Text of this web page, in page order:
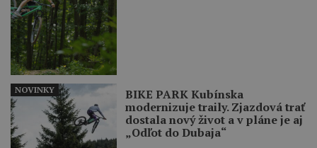
BIKE PARK Kubínska
modernizuje traily. Zjazdová trať
dostala nový život a v pláne je aj
„Odľot do Dubaja“
NOVINKY